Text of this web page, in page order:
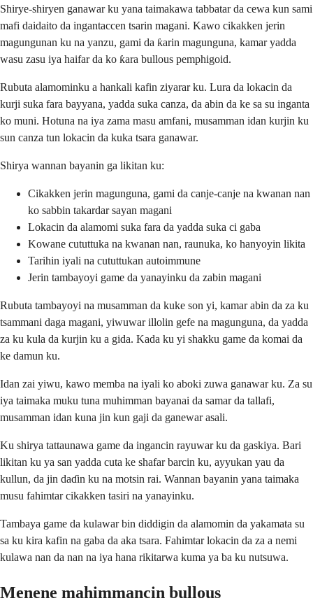
Shirye-shiryen ganawar ku yana taimakawa tabbatar da cewa kun sami
mafi daidaito da ingantaccen tsarin magani. Kawo cikakken jerin
magungunan ku na yanzu, gami da ƙarin magunguna, kamar yadda
wasu zasu iya haifar da ko ƙara bullous pemphigoid.
Rubuta alamominku a hankali kafin ziyarar ku. Lura da lokacin da
kurji suka fara bayyana, yadda suka canza, da abin da ke sa su inganta
ko muni. Hotuna na iya zama masu amfani, musamman idan kurjin ku
sun canza tun lokacin da kuka tsara ganawar.
Shirya wannan bayanin ga likitan ku:
Cikakken jerin magunguna, gami da canje-canje na kwanan nan
ko sabbin takardar sayan magani
Lokacin da alamomi suka fara da yadda suka ci gaba
Kowane cututtuka na kwanan nan, raunuka, ko hanyoyin likita
Tarihin iyali na cututtukan autoimmune
Jerin tambayoyi game da yanayinku da zabin magani
Rubuta tambayoyi na musamman da kuke son yi, kamar abin da za ku
tsammani daga magani, yiwuwar illolin gefe na magunguna, da yadda
za ku kula da kurjin ku a gida. Kada ku yi shakku game da komai da
ke damun ku.
Idan zai yiwu, kawo memba na iyali ko aboki zuwa ganawar ku. Za su
iya taimaka muku tuna muhimman bayanai da samar da tallafi,
musamman idan kuna jin kun gaji da ganewar asali.
Ku shirya tattaunawa game da ingancin rayuwar ku da gaskiya. Bari
likitan ku ya san yadda cuta ke shafar barcin ku, ayyukan yau da
kullun, da jin daɗin ku na motsin rai. Wannan bayanin yana taimaka
musu fahimtar cikakken tasiri na yanayinku.
Tambaya game da kulawar bin diddigin da alamomin da yakamata su
sa ku kira kafin na gaba da aka tsara. Fahimtar lokacin da za a nemi
kulawa nan da nan na iya hana rikitarwa kuma ya ba ku nutsuwa.
Menene mahimmancin bullous